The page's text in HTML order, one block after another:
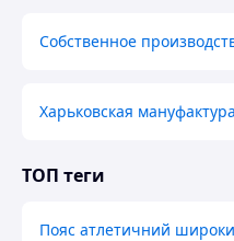
Собственное
Харьковская мануфактура
ТОП теги
Пояс атлетичний